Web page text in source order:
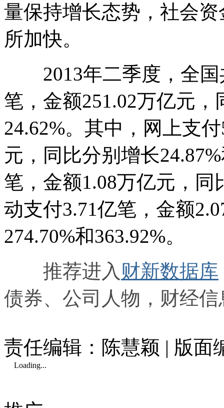
量保持增长态势，社会
所加快。
2013年二季度，全国
笔，金额251.02万亿元，
24.62%。其中，网上支
元，同比分别增长
笔，金额1.08万亿元，同
动支付3.71亿笔，金额
274.70%和363.92%。
推荐进入 财新数据库
债券、公司人物，财经
责任编辑：陈慧颖 | 版面
Loading...